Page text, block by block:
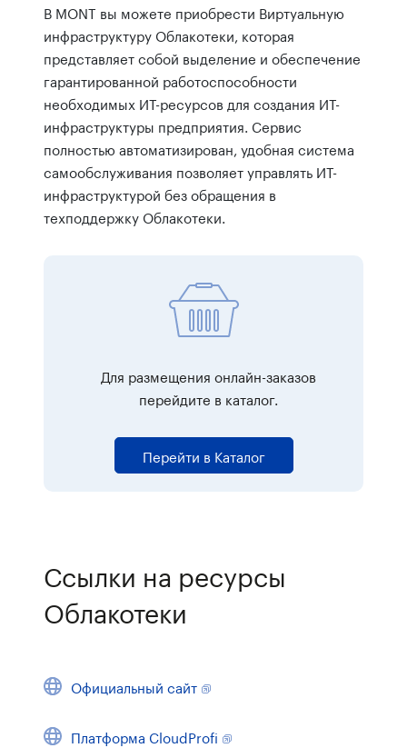
В MONT вы можете приобрести Виртуальную
инфраструктуру Облакотеки, которая
представляет собой выделение и обеспечение
гарантированной работоспособности
необходимых ИТ-ресурсов для создания ИТ-
инфраструктуры предприятия. Сервис
полностью автоматизирован, удобная система
самообслуживания позволяет управлять ИТ-
инфраструктурой без обращения в
техподдержку Облакотеки.
Для размещения онлайн-заказов
перейдите в каталог.
Перейти в Каталог
Ссылки на ресурсы
Облакотеки
Официальный сайт
Платформа CloudProfi